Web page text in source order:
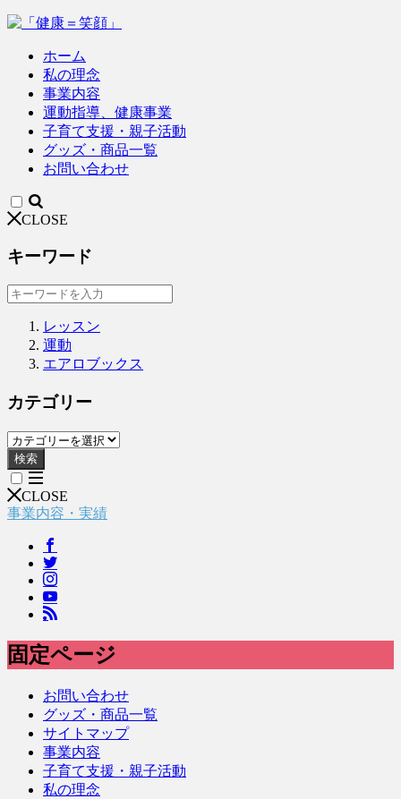
ホーム
私の理念
事業内容
運動指導、健康事業
子育て支援・親子活動
グッズ・商品一覧
お問い合わせ
CLOSE
キーワード
レッスン
運動
エアロブックス
カテゴリー
検索
CLOSE
事業内容・実績
固定ページ
お問い合わせ
グッズ・商品一覧
サイトマップ
事業内容
子育て支援・親子活動
私の理念